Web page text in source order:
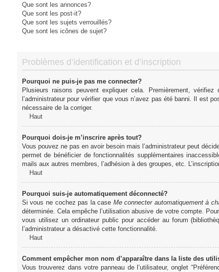
Que sont les annonces?
Que sont les post-it?
Que sont les sujets verrouillés?
Que sont les icônes de sujet?
Problèmes d’identification et d’inscription
Pourquoi ne puis-je pas me connecter?
Plusieurs raisons peuvent expliquer cela. Premièrement,
l’administrateur pour vérifier que vous n’avez pas été banni. Il est
nécessaire de la corriger.
Haut
Pourquoi dois-je m’inscrire après tout?
Vous pouvez ne pas en avoir besoin mais l’administrateur peut
permet de bénéficier de fonctionnalités supplémentaires
mails aux autres membres, l’adhésion à des groupes, etc.
Haut
Pourquoi suis-je automatiquement déconnecté?
Si vous ne cochez pas la case Me connecter automatiquement à
déterminée. Cela empêche l’utilisation abusive de votre compte.
vous utilisez un ordinateur public pour accéder au forum
l’administrateur a désactivé cette fonctionnalité.
Haut
Comment empêcher mon nom d’apparaître dans la liste des
Vous trouverez dans votre panneau de l’utilisateur, onglet